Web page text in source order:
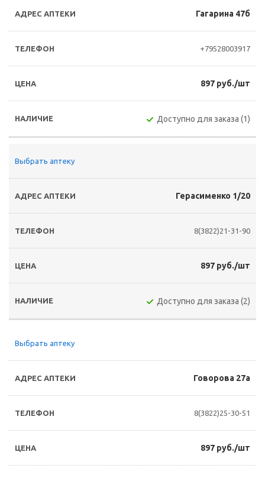
Гагарина 47б
+79528003917
897 руб./шт
Доступно для заказа (1)
Выбрать аптеку
Герасименко 1/20
8(3822)21-31-90
897 руб./шт
Доступно для заказа (2)
Выбрать аптеку
Говорова 27а
8(3822)25-30-51
897 руб./шт